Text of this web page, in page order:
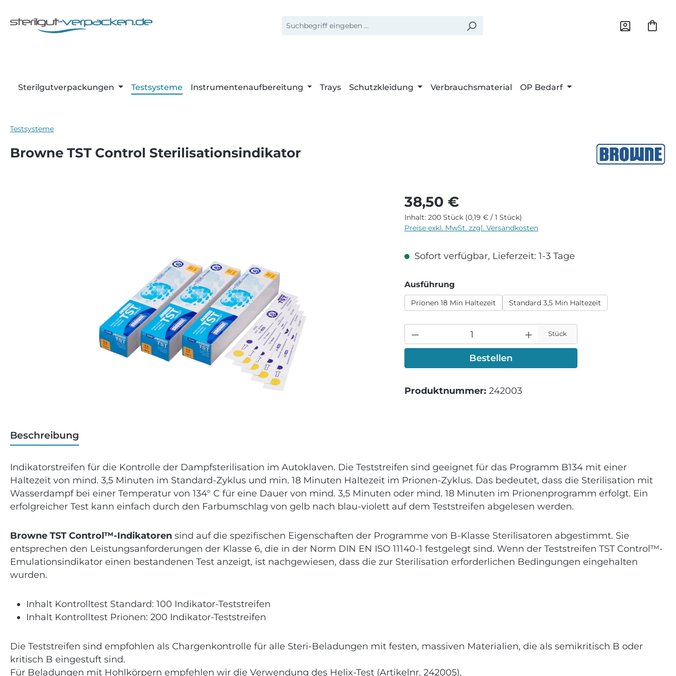
Sterilgutverpackungen Testsysteme Instrumentenaufbereitung Trays Schutzkleidung Verbrauchsmaterial OP Bedarf
Testsysteme
Browne TST Control Sterilisationsindikator
Regulärer Preis:
38,50 €
Inhalt: 200 Stück (0,19 € / 1 Stück)
Preise exkl. MwSt. zzgl. Versandkosten
Sofort verfügbar, Lieferzeit: 1-3 Tage
Ausführung
Prionen 18 Min Haltezeit Standard 3,5 Min Haltezeit
Stück
Bestellen
Produktnummer: 242003
Beschreibung
Indikatorstreifen für die Kontrolle der Dampfsterilisation im Autoklaven. Die Teststreifen sind geeignet für das Programm B134 mit einer
Haltezeit von mind. 3,5 Minuten im Standard-Zyklus und min. 18 Minuten Haltezeit im Prionen-Zyklus. Das bedeutet, dass die Sterilisation mit
Wasserdampf bei einer Temperatur von 134° C für eine Dauer von mind. 3,5 Minuten oder mind. 18 Minuten im Prionenprogramm erfolgt. Ein
erfolgreicher Test kann einfach durch den Farbumschlag von gelb nach blau-violett auf dem Teststreifen abgelesen werden.
Browne TST Control™-Indikatoren sind auf die spezifischen Eigenschaften der Programme von B-Klasse Sterilisatoren abgestimmt. Sie
entsprechen den Leistungsanforderungen der Klasse 6, die in der Norm DIN EN ISO 11140-1 festgelegt sind. Wenn der Teststreifen TST Control™-
Emulationsindikator einen bestandenen Test anzeigt, ist nachgewiesen, dass die zur Sterilisation erforderlichen Bedingungen eingehalten
wurden.
Inhalt Kontrolltest Standard: 100 Indikator-Teststreifen
Inhalt Kontrolltest Prionen: 200 Indikator-Teststreifen
Die Teststreifen sind empfohlen als Chargenkontrolle für alle Steri-Beladungen mit festen, massiven Materialien, die als semikritisch B oder
kritisch B eingestuft sind.
Für Beladungen mit Hohlkörpern empfehlen wir die Verwendung des Helix-Test (Artikelnr. 242005).